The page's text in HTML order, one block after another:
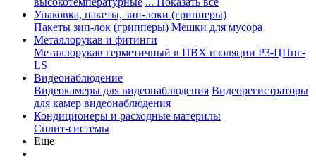
Упаковка, пакеты, зип-локи (грипперы)
Пакеты зип-лок (грипперы) Мешки для мусора
Металлорукав и фитинги
Металлорукав герметичный в ПВХ изоляции Р3-ЦПнг-
LS
Видеонаблюдение
Видеокамеры для видеонаблюдения Видеорегистраторы
для камер видеонаблюдения
Кондиционеры и расходные материлы
Сплит-системы
Еще